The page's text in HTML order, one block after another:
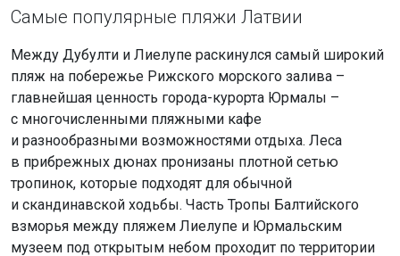
Самые популярные пляжи Латвии
Между Дубулти и Лиелупе раскинулся самый широкий
пляж на побережье Рижского морского залива –
главнейшая ценность города-курорта Юрмалы –
с многочисленными пляжными кафе
и разнообразными возможностями отдыха. Леса
в прибрежных дюнах пронизаны плотной сетью
тропинок, которые подходят для обычной
и скандинавской ходьбы. Часть Тропы Балтийского
взморья между пляжем Лиелупе и Юрмальским
музеем под открытым небом проходит по территории